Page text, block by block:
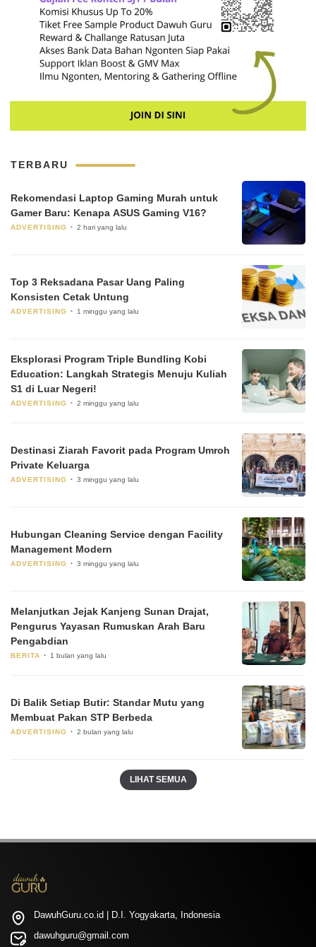
TERBARU
Rekomendasi Laptop Gaming Murah untuk
Gamer Baru: Kenapa ASUS Gaming V16?
ADVERTISING 2 hari yang lalu
Top 3 Reksadana Pasar Uang Paling
Konsisten Cetak Untung
ADVERTISING 1 minggu yang lalu
Eksplorasi Program Triple Bundling Kobi
Education: Langkah Strategis Menuju Kuliah
S1 di Luar Negeri!
ADVERTISING 2 minggu yang lalu
Destinasi Ziarah Favorit pada Program Umroh
Private Keluarga
ADVERTISING 3 minggu yang lalu
Hubungan Cleaning Service dengan Facility
Management Modern
ADVERTISING 3 minggu yang lalu
Melanjutkan Jejak Kanjeng Sunan Drajat,
Pengurus Yayasan Rumuskan Arah Baru
Pengabdian
BERITA 1 bulan yang lalu
Di Balik Setiap Butir: Standar Mutu yang
Membuat Pakan STP Berbeda
ADVERTISING 2 bulan yang lalu
LIHAT SEMUA
DawuhGuru.co.id | D.I. Yogyakarta, Indonesia
dawuhguru@gmail.com